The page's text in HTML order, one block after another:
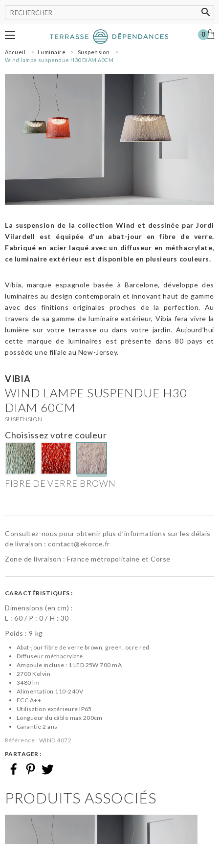
0
MOBILIER
SHOWROOM
NOS MARQUES
Accueil Luminaire
Suspension
Wind lampe suspendue H30 DIAM 60CM
La suspension de la collection Wind et dessinée par Jordi
Vilardell est équipée d'un abat-jour en fibre de verre.
Fabriqué en acier laqué avec un diffuseur en méthacrylate,
ce luminaire extérieur est disponible en plusieurs couleurs.
Vibia, marque espagnole basée à Barcelone, développe des
luminaires au design contemporain et innovant haut de gamme
avec des finitions originales proches de la perfection. Au
travers de sa gamme de luminaire extérieur, Vibia fera vivre la
lumière sur votre terrasse ou dans votre jardin. Aujourd’hui
cette marque de luminaires est présente dans 80 pays et
possède une filiale au New-Jersey.
WIND LAMPE SUSPENDUE H30
DIAM 60CM
VIBIA
SUSPENSION
Choisissez votre couleur
FIBRE DE VERRE BROWN
Consultez-nous pour obtenir plus d’informations sur les délais
de livraison :contact@ekorce.fr
Zone de livraison : France métropolitaine et Corse
CARACTÉRISTIQUES :
Dimensions (en cm) :
L :60 P :0 H : 30
Poids : 9 kg
Abat-jour fibre de verre brown, green, ocre red
Diffuseur méthacrylate
Ampoule incluse : 1 LED 25W 700 mA
2700 Kelvin
3480 lm
Alimentation 110-240V
ECC A++
Utilisation extérieure IP65
Longueur du câble max 200cm
Garantie 2 ans
Référence : WIND 4072
PARTAGER :
PRODUITS ASSOCIÉS